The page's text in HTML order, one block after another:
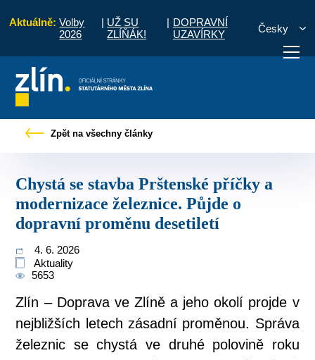
Aktuálně: Volby
2026
| UŽ SU
ZLÍŇÁK!
| DOPRAVNÍ
UZAVÍRKY
Česky
vyřídit Potřebuji zaplatit
Zpět na všechny články
Chystá se stavba Prštenské příčky a
modernizace železnice. Půjde o
dopravní proměnu desetiletí
4. 6. 2026
Aktuality
5653
Zlín – Doprava ve Zlíně a jeho okolí projde v
nejbližších letech zásadní proměnou. Správa
železnic se chystá ve druhé polovině roku